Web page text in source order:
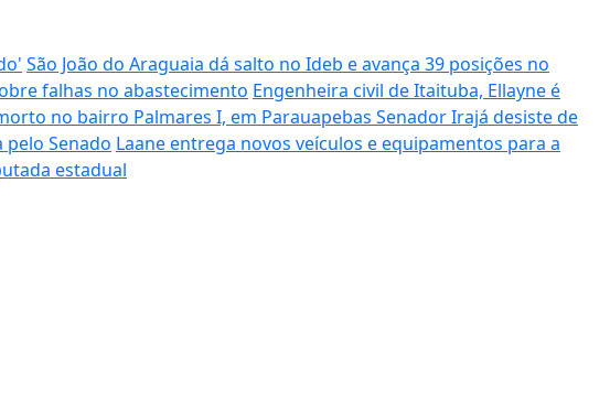
São João do Araguaia dá salto no Ideb e avança 39 posições no
falhas no abastecimento Engenheira civil de Itaituba, Ellayne é
no bairro Palmares I, em Parauapebas Senador Irajá desiste de
Senado Laane entrega novos veículos e equipamentos para a
estadual